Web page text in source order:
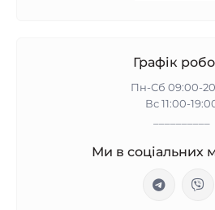
Графік
Пн-Сб 09:00-
Вс 11:00-
Ми в соціальних